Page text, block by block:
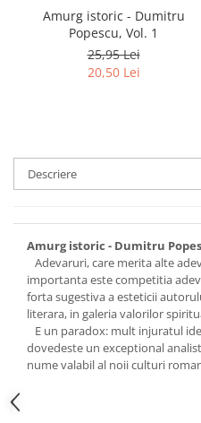
Amurg istoric - Dumitru
Popescu, Vol. 1
25,95 Lei
20,50 Lei
Descriere
Amurg istoric - Dumitru
Adevaruri, care merita alte
importanta este competitia
forta sugestiva a esteticii
literara, in galeria valorilor
E un paradox: mult injuratul
dovedeste un exceptional
nume valabil al noii culturi